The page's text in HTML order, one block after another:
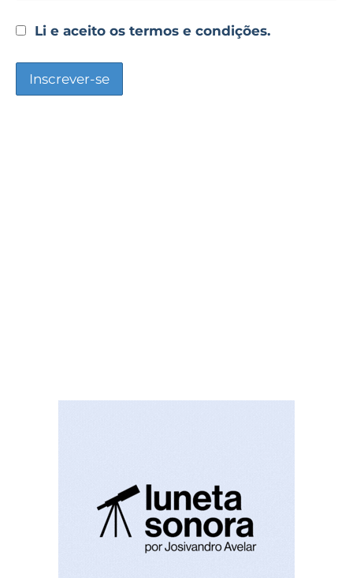
Li e aceito os termos e condições.